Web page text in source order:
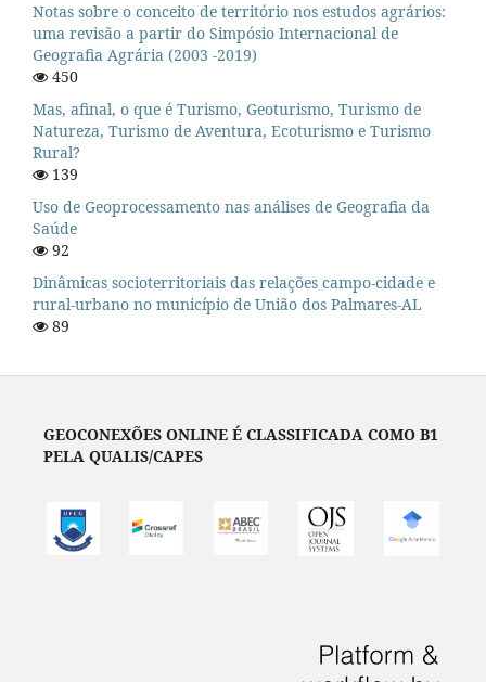
Notas sobre o conceito de território nos estudos agrários:
uma revisão a partir do Simpósio Internacional de
Geografia Agrária (2003 -2019)
450
Mas, afinal, o que é Turismo, Geoturismo, Turismo de
Natureza, Turismo de Aventura, Ecoturismo e Turismo
Rural?
139
Uso de Geoprocessamento nas análises de Geografia da
Saúde
92
Dinâmicas socioterritoriais das relações campo-cidade e
rural-urbano no município de União dos Palmares-AL
89
GEOCONEXÕES ONLINE É CLASSIFICADA COMO B1
PELA QUALIS/CAPES